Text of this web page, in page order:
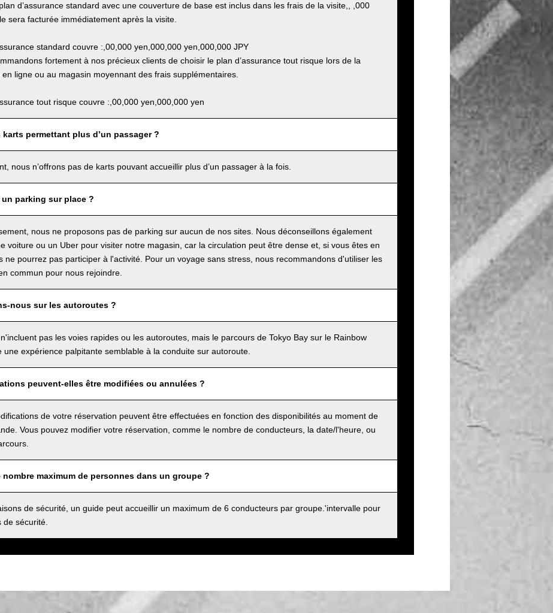
d’assurance standard avec une couverture de base est inclus dans les frais de la visite,, ,000
sera facturée immédiatement après la visite.
standard couvre :,00,000 yen,000,000 yen,000,000 JPY
fortement à nos précieux clients de choisir le plan d’assurance tout risque lors de la
ligne ou au magasin moyennant des frais supplémentaires.
tout risque couvre :,00,000 yen,000,000 yen
karts permettant plus d’un passager ?
nous n’offrons pas de karts pouvant accueillir plus d’un passager à la fois.
un parking sur place ?
nous ne proposons pas de parking sur aucun de nos sites. Nous déconseillons également
voiture ou un Uber pour visiter notre magasin, car la circulation peut être dense et, si vous êtes en
ne pourrez pas participer à l'activité. Pour un voyage sans stress, nous recommandons d'utiliser les
commun pour nous rejoindre.
nous sur les autoroutes ?
pas les voies rapides ou les autoroutes, mais le parcours de Tokyo Bay sur le Rainbow
une expérience palpitante semblable à la conduite sur autoroute.
peuvent-elles être modifiées ou annulées ?
de votre réservation peuvent être effectuées en fonction des disponibilités au moment de
Vous pouvez modifier votre réservation, comme le nombre de conducteurs, la date/l'heure, ou
nombre maximum de personnes dans un groupe ?
de sécurité, un guide peut accueillir un maximum de 6 conducteurs par groupe.'intervalle pour
de sécurité.